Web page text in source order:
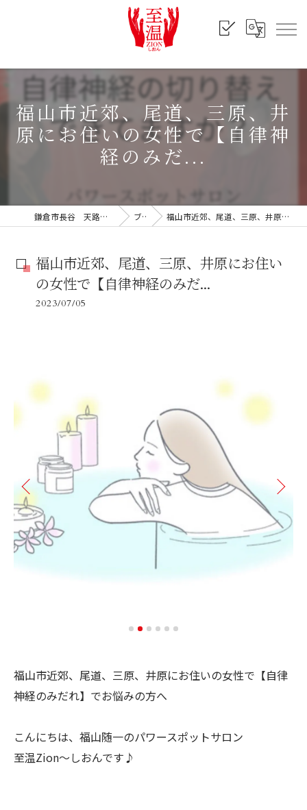
福山市近郊、尾道、三原、井
原にお住いの女性で【自律神
経のみだ...
鎌倉市長谷 天路｜出張施術・セッション ブログ 福山市近郊、尾道、三原、井原にお住いの女性で【自律神経のみだ...
福山市近郊、尾道、三原、井原にお住い
の女性で【自律神経のみだ...
2023/07/05
福山市近郊、尾道、三原、井原にお住いの女性で【自律
神経のみだれ】でお悩みの方へ
こんにちは、福山随一のパワースポットサロン
至温Zion～しおんです♪